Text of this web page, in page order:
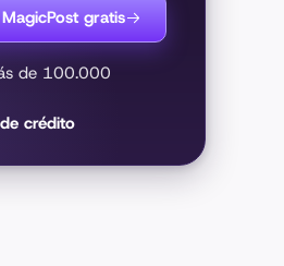
gratis
de 100.000
crédito